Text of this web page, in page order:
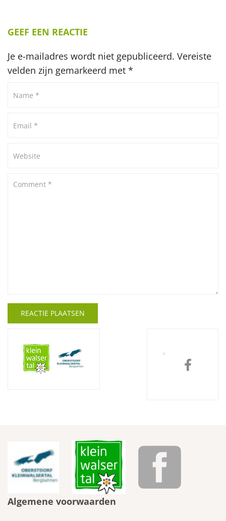
GEEF EEN REACTIE
Je e-mailadres wordt niet gepubliceerd. Vereiste
velden zijn gemarkeerd met *
Algemene voorwaarden